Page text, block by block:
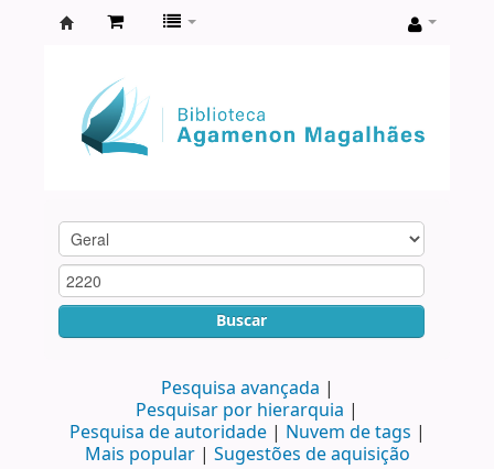
Agamenon
Magalhães
Buscar
Pesquisa avançada
Pesquisar por hierarquia
Pesquisa de autoridade
Nuvem de tags
Mais popular
Sugestões de aquisição